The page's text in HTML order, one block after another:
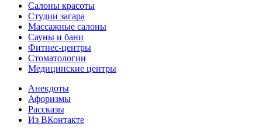
Салоны красоты
Студии загара
Массажные салоны
Сауны и бани
Фитнес-центры
Стоматологии
Медицинские центры
Анекдоты
Афоризмы
Рассказы
Из ВКонтакте